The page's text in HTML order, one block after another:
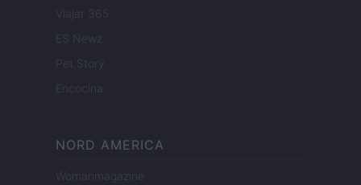
Viajar 365
ES Newz
Pet Story
Encocina
NORD AMERICA
Womanmagazine